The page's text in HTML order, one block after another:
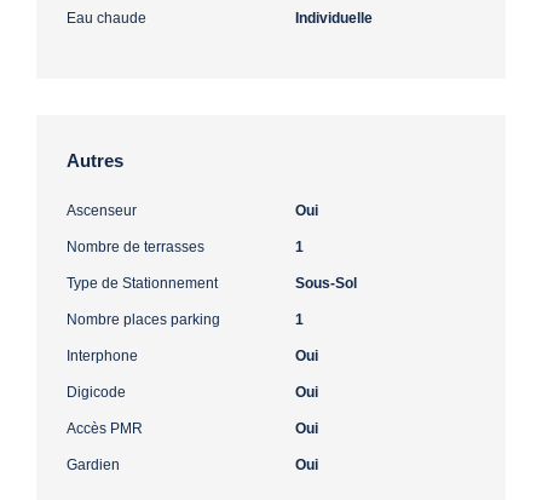
Eau chaude Individuelle
Autres
Ascenseur Oui
Nombre de terrasses 1
Type de Stationnement Sous-Sol
Nombre places parking 1
Interphone Oui
Digicode Oui
Accès PMR Oui
Gardien Oui